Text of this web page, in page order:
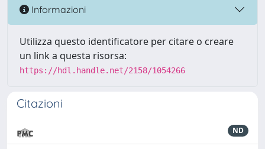
Informazioni
Utilizza questo identificatore per citare o creare
un link a questa risorsa:
https://hdl.handle.net/2158/1054266
Citazioni
ND